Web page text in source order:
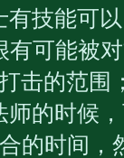
技能可
有可能被
击的范围
的时候
的时间，